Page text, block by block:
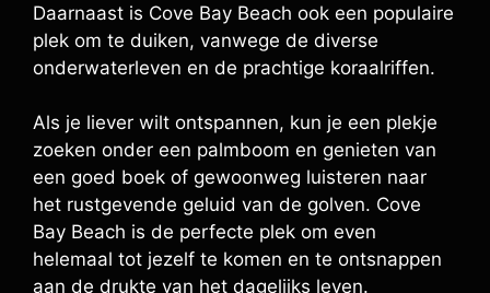
Daarnaast is Cove Bay Beach ook een populaire
plek om te duiken, vanwege de diverse
onderwaterleven en de prachtige koraalriffen.
Als je liever wilt ontspannen, kun je een plekje
zoeken onder een palmboom en genieten van
een goed boek of gewoonweg luisteren naar
het rustgevende geluid van de golven. Cove
Bay Beach is de perfecte plek om even
helemaal tot jezelf te komen en te ontsnappen
aan de drukte van het dagelijks leven.